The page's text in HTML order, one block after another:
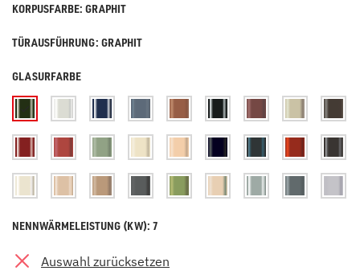
KORPUSFARBE: GRAPHIT
TÜRAUSFÜHRUNG: GRAPHIT
GLASURFARBE
NENNWÄRMELEISTUNG (KW): 7
Auswahl zurücksetzen